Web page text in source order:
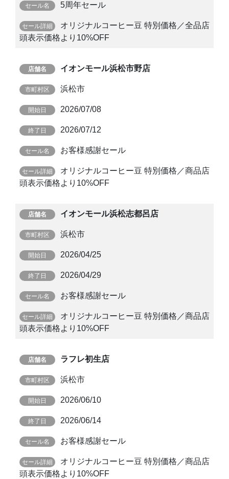
5周年セール
オリジナルコーヒー豆 特別価格／全品店
頭表示価格より10%OFF
イオンモール浜松市野店
浜松市
2026/07/08
2026/07/12
お客様感謝セール
オリジナルコーヒー豆 特別価格／商品店
頭表示価格より10%OFF
イオンモール浜松志都呂店
浜松市
2026/04/25
2026/04/29
お客様感謝セール
オリジナルコーヒー豆 特別価格／商品店
頭表示価格より10%OFF
ラフレ初生店
浜松市
2026/06/10
2026/06/14
お客様感謝セール
オリジナルコーヒー豆 特別価格／商品店
頭表示価格より10%OFF